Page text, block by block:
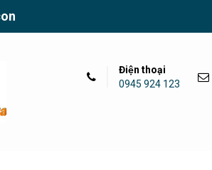
Điện thoại
0945 924 123